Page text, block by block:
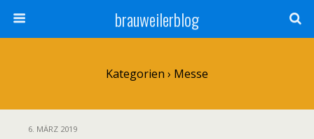
brauweilerblog
Kategorien › Messe
6. MÄRZ 2019